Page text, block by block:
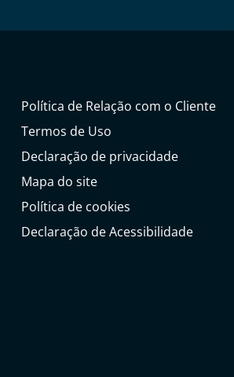
Política de Relação com o Cliente
Termos de Uso
Declaração de privacidade
Mapa do site
Política de cookies
Declaração de Acessibilidade